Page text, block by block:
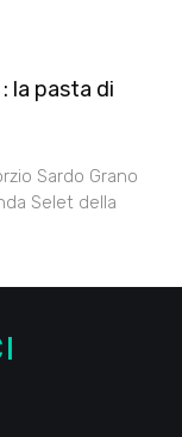
la pasta di
Sardo Grano
Selet della